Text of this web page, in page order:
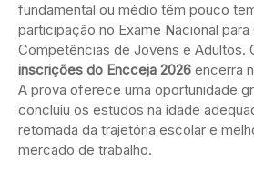
fundamental ou médio têm pouco
participação no Exame Nacional
Competências de Jovens e Adultos.
inscrições do Encceja 2026 encerra
A prova oferece uma oportunidade
concluiu os estudos na idade
retomada da trajetória escolar e
mercado de trabalho.